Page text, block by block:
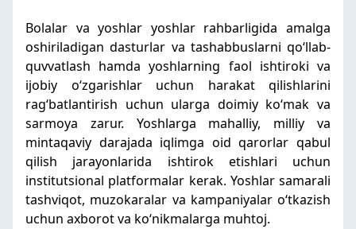
Bolalar va yoshlar yoshlar rahbarligida amalga
oshiriladigan dasturlar va tashabbuslarni qoʻllab-
quvvatlash hamda yoshlarning faol ishtiroki va
ijobiy oʻzgarishlar uchun harakat qilishlarini
ragʻbatlantirish uchun ularga doimiy koʻmak va
sarmoya zarur. Yoshlarga mahalliy, milliy va
mintaqaviy darajada iqlimga oid qarorlar qabul
qilish jarayonlarida ishtirok etishlari uchun
institutsional platformalar kerak. Yoshlar samarali
tashviqot, muzokaralar va kampaniyalar oʻtkazish
uchun axborot va koʻnikmalarga muhtoj.